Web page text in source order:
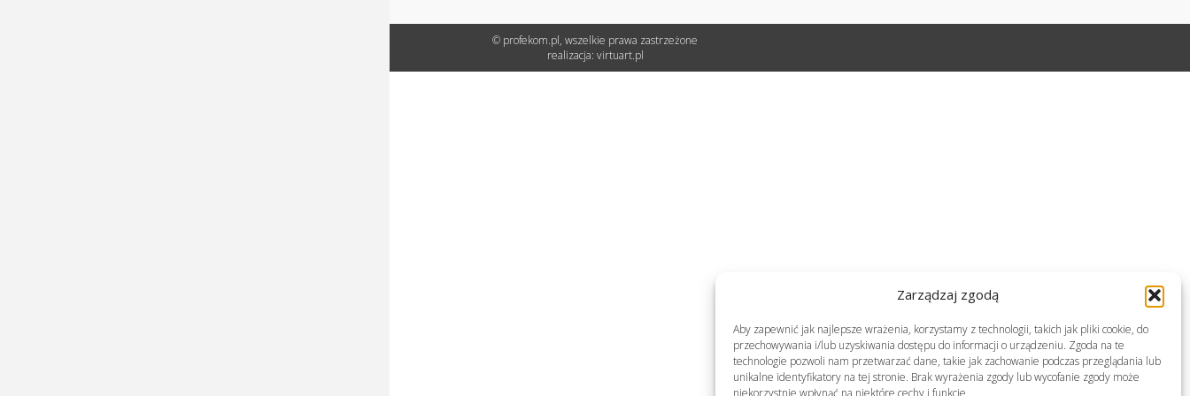
Zarządzaj zgodą
Aby zapewnić jak najlepsze wrażenia, korzystamy z technologii, takich jak pliki cookie, do
przechowywania i/lub uzyskiwania dostępu do informacji o urządzeniu. Zgoda na te
technologie pozwoli nam przetwarzać dane, takie jak zachowanie podczas przeglądania lub
unikalne identyfikatory na tej stronie. Brak wyrażenia zgody lub wycofanie zgody może
niekorzystnie wpłynąć na niektóre cechy i funkcje.
© profekom.pl, wszelkie prawa zastrzeżone
realizacja: virtuart.pl